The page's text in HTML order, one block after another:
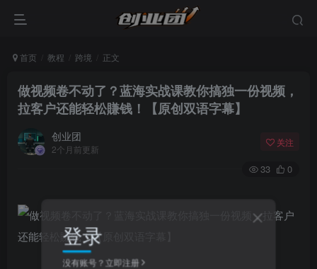
首页 教程 跨境 正文
做视频卷不动了？蓝海实战课教你搞独一份视频，
拉客户还能轻松賺钱！【原创双语字幕】
创业团
2个月前更新
关注
33 0
登录
没有账号？立即注册